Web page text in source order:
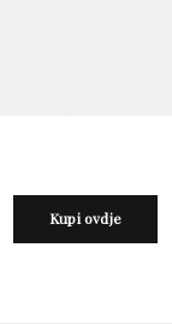
Kupi ovdje